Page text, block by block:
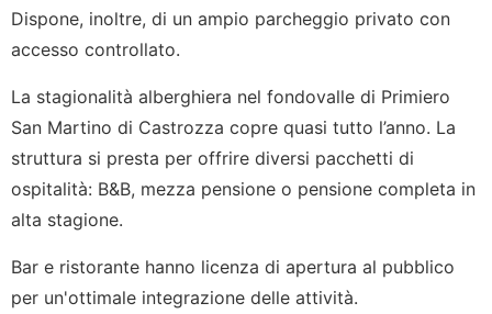
Dispone, inoltre, di un ampio parcheggio privato con
accesso controllato.
La stagionalità alberghiera nel fondovalle di Primiero
San Martino di Castrozza copre quasi tutto l’anno. La
struttura si presta per offrire diversi pacchetti di
ospitalità: B&B, mezza pensione o pensione completa in
alta stagione.
Bar e ristorante hanno licenza di apertura al pubblico
per un'ottimale integrazione delle attività.